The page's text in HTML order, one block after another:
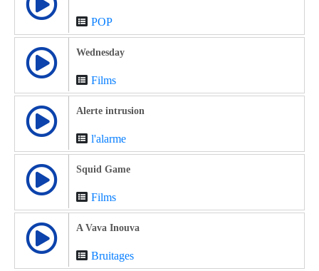
POP
Wednesday
Films
Alerte intrusion
l'alarme
Squid Game
Films
A Vava Inouva
Bruitages